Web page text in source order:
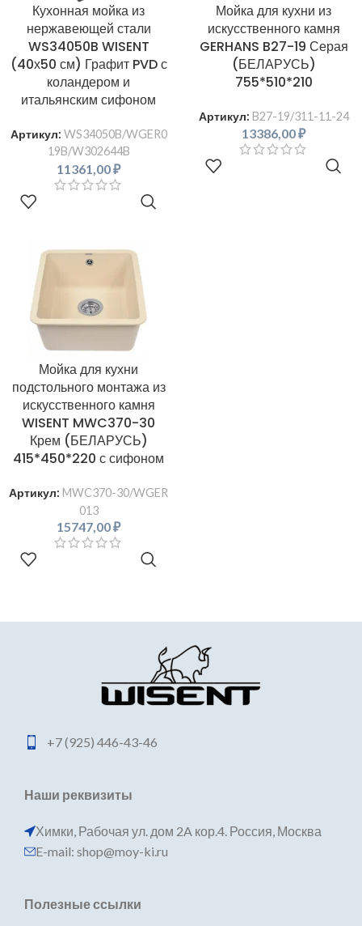
Кухонная мойка из
нержавеющей стали
WS34050B WISENT
(40х50 см) Графит PVD с
коландером и
итальянским сифоном
Артикул: WS34050B/WGER0
19B/W302644B
11361,00₽
Мойка для кухни из
искусственного камня
GERHANS B27-19 Серая
(БЕЛАРУСЬ)
755*510*210
Артикул: B27-19/311-11-24
13386,00₽
Мойка для кухни
подстольного монтажа из
искусственного камня
WISENT MWC370-30
Крем (БЕЛАРУСЬ)
415*450*220 с сифоном
Артикул: MWC370-30/WGER
013
15747,00₽
+7 (925) 446-43-46
Наши реквизиты
Химки, Рабочая ул. дом 2A кор.4. Россия, Москва
E-mail: shop@moy-ki.ru
Полезные ссылки